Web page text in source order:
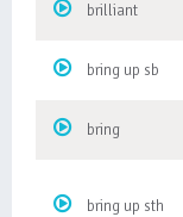
brilliant
bring up sb
bring
bring up sth